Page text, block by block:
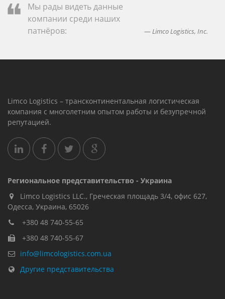
Мы рады видеть данные
компании среди наших
патнёров:
Limco Logistics, Inc.
Limco Logistics – трансконтинентальная логистическая
компания с многолетним опытом работы и безупречной
репутацией.
Региональное представительство - Украина
Limco Logistics LLC., Греческая площадь 3/4, офис 627,
Oдесса, Украина, 65026
+380 48 740-55-65
+380 48 740-55-67
info@limcologistics.com.ua
Другие представительства